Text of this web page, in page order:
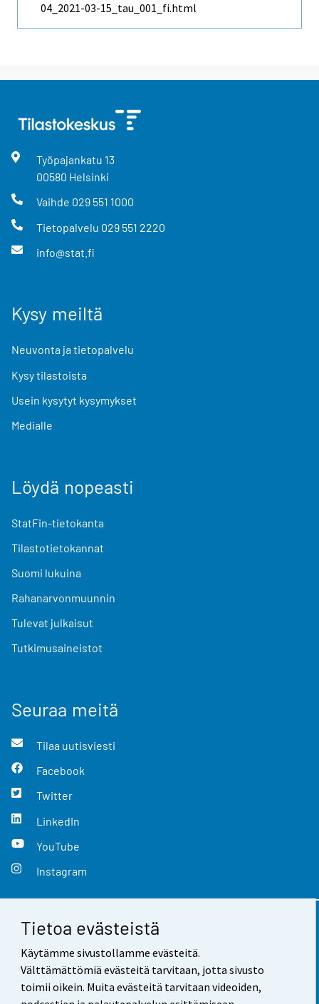
Tietoa evästeistä
Käytämme sivustollamme evästeitä.
Välttämättömiä evästeitä tarvitaan, jotta sivusto
toimii oikein. Muita evästeitä tarvitaan videoiden,
04_2021-03-15_tau_001_fi.html
Työpajankatu 13
00580 Helsinki
Vaihde 029 551 1000
Tietopalvelu 029 551 2220
info@stat.fi
Kysy meiltä
Neuvonta ja tietopalvelu
Kysy tilastoista
Usein kysytyt kysymykset
Medialle
Löydä nopeasti
StatFin-tietokanta
Tilastotietokannat
Suomi lukuina
Rahanarvonmuunnin
Tulevat julkaisut
Tutkimusaineistot
Seuraa meitä
Tilaa uutisviesti
Facebook
Twitter
LinkedIn
YouTube
Instagram
Yhteystiedot
Palaute
Käyttöehdot